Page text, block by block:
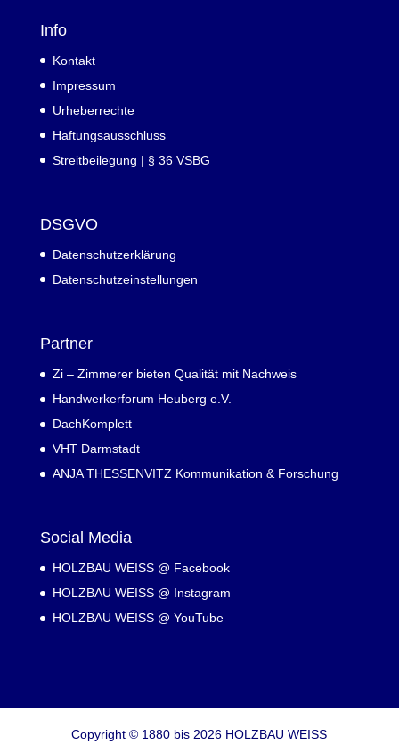
Info
Kontakt
Impressum
Urheberrechte
Haftungsausschluss
Streitbeilegung | § 36 VSBG
DSGVO
Datenschutzerklärung
Datenschutzeinstellungen
Partner
Zi – Zimmerer bieten Qualität mit Nachweis
Handwerkerforum Heuberg e.V.
DachKomplett
VHT Darmstadt
ANJA THESSENVITZ Kommunikation & Forschung
Social Media
HOLZBAU WEISS @ Facebook
HOLZBAU WEISS @ Instagram
HOLZBAU WEISS @ YouTube
Copyright © 1880 bis 2026 HOLZBAU WEISS